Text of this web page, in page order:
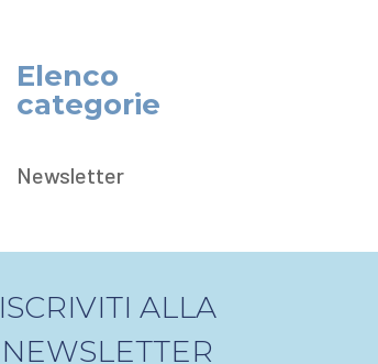
Elenco
categorie
Newsletter
ISCRIVITI ALLA
NEWSLETTER